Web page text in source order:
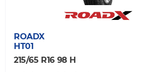
ROADX
HT01
215/65 R16 98 H